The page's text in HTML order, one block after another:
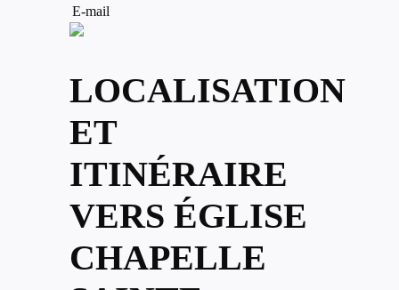
E-mail
LOCALISATION
ET
ITINÉRAIRE
VERS ÉGLISE
CHAPELLE